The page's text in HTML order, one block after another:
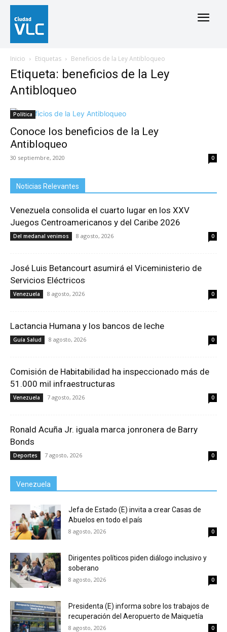
Inicio Etiquetas Beneficios de la Ley Antibloqueo
Etiqueta: beneficios de la Ley
Antibloqueo
Política
Conoce los beneficios de la Ley
Antibloqueo
30 septiembre, 2020 0
Noticias Relevantes
Venezuela consolida el cuarto lugar en los XXV
Juegos Centroamericanos y del Caribe 2026
Del medanal venimos 8 agosto, 2026 0
José Luis Betancourt asumirá el Viceministerio de
Servicios Eléctricos
Venezuela 8 agosto, 2026 0
Lactancia Humana y los bancos de leche
Guía Salud 8 agosto, 2026 0
Comisión de Habitabilidad ha inspeccionado más de
51.000 mil infraestructuras
Venezuela 7 agosto, 2026 0
Ronald Acuña Jr. iguala marca jonronera de Barry
Bonds
Deportes 7 agosto, 2026 0
Venezuela
Jefa de Estado (E) invita a crear Casas de
Abuelos en todo el país
8 agosto, 2026 0
Dirigentes políticos piden diálogo inclusivo y
soberano
8 agosto, 2026 0
Presidenta (E) informa sobre los trabajos de
recuperación del Aeropuerto de Maiquetía
8 agosto, 2026 0